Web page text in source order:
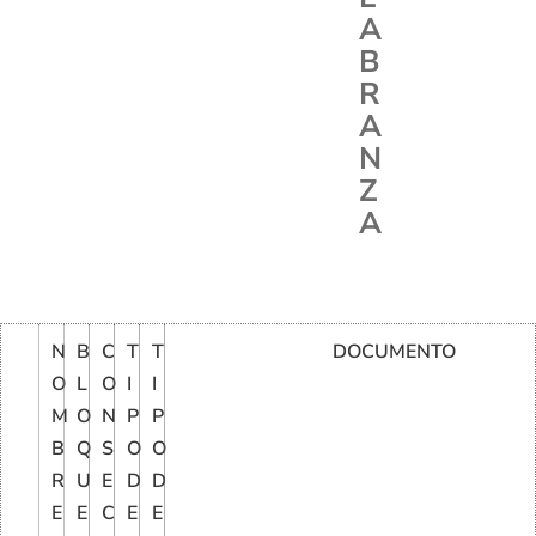
A
B
R
A
N
Z
A
N
O
M
B
R
E
B
L
O
Q
U
E
C
O
N
S
E
C
T
I
P
O
D
E
T
I
P
O
D
E
DOCUMENTO